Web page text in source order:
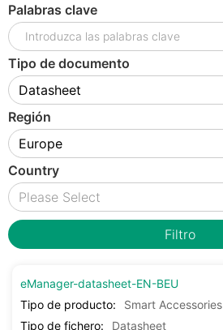
Palabras clave
Tipo de documento
Región
Country
Filtro
eManager-datasheet-EN-BEU
Tipo de producto:
Smart Accessories
Tipo de fichero:
Datasheet